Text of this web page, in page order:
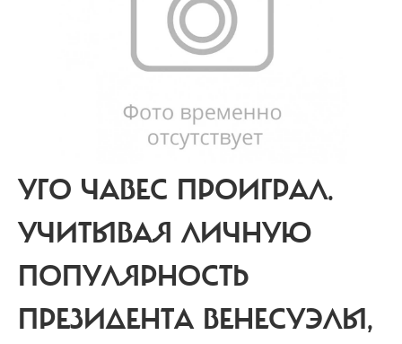
УГО ЧАВЕС ПРОИГРАЛ.
УЧИТЫВАЯ ЛИЧНУЮ
ПОПУЛЯРНОСТЬ
ПРЕЗИДЕНТА ВЕНЕСУЭЛЫ,